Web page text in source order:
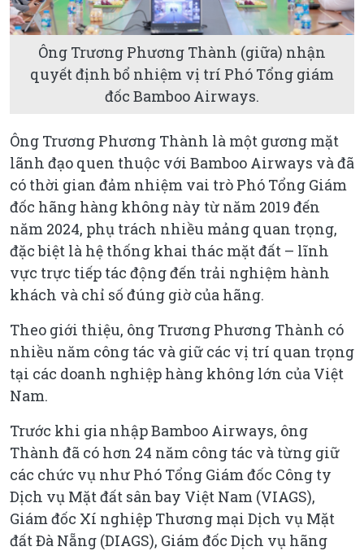
Ông Trương Phương Thành (giữa) nhận
quyết định bổ nhiệm vị trí Phó Tổng giám
đốc Bamboo Airways.
Ông Trương Phương Thành là một gương mặt
lãnh đạo quen thuộc với Bamboo Airways và đã
có thời gian đảm nhiệm vai trò Phó Tổng Giám
đốc hãng hàng không này từ năm 2019 đến
năm 2024, phụ trách nhiều mảng quan trọng,
đặc biệt là hệ thống khai thác mặt đất – lĩnh
vực trực tiếp tác động đến trải nghiệm hành
khách và chỉ số đúng giờ của hãng.
Theo giới thiệu, ông Trương Phương Thành có
nhiều năm công tác và giữ các vị trí quan trọng
tại các doanh nghiệp hàng không lớn của Việt
Nam.
Trước khi gia nhập Bamboo Airways, ông
Thành đã có hơn 24 năm công tác và từng giữ
các chức vụ như Phó Tổng Giám đốc Công ty
Dịch vụ Mặt đất sân bay Việt Nam (VIAGS),
Giám đốc Xí nghiệp Thương mại Dịch vụ Mặt
đất Đà Nẵng (DIAGS), Giám đốc Dịch vụ hãng